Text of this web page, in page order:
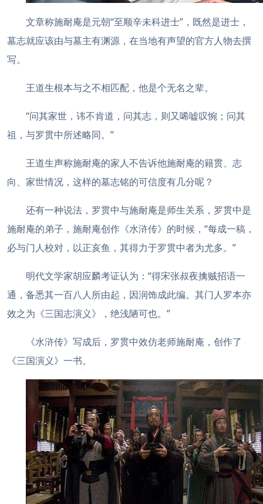
文章称施耐庵是元朝“至顺辛未科进士”，既然是进士，
墓志就应该由与墓主有渊源，在当地有声望的官方人物去撰
写。
王道生根本与之不相匹配，他是个无名之辈。
“问其家世，讳不肯道，问其志，则又唏嘘叹惋；问其
祖，与罗贯中所述略同。”
王道生声称施耐庵的家人不告诉他施耐庵的籍贯、志
向、家世情况，这样的墓志铭的可信度有几分呢？
还有一种说法，罗贯中与施耐庵是师生关系，罗贯中是
施耐庵的弟子，施耐庵创作《水浒传》的时候，“每成一稿，
必与门人校对，以正亥鱼，其得力于罗贯中者为尤多。”
明代文学家胡应麟考证认为：“得宋张叔夜擒贼招语一
通，备悉其一百八人所由起，因润饰成此编。其门人罗本亦
效之为《三国志演义》，绝浅陋可也。”
《水浒传》写成后，罗贯中效仿老师施耐庵，创作了
《三国演义》一书。